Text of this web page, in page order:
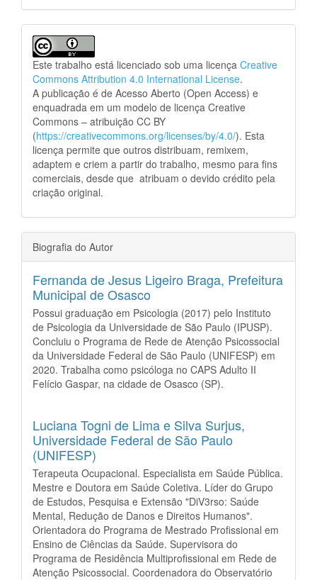
Este trabalho está licenciado sob uma licença Creative
Commons Attribution 4.0 International License.
A publicação é de Acesso Aberto (Open Access) e
enquadrada em um modelo de licença Creative
Commons – atribuição CC BY
(https://creativecommons.org/licenses/by/4.0/). Esta
licença permite que outros distribuam, remixem,
adaptem e criem a partir do trabalho, mesmo para fins
comerciais, desde que atribuam o devido crédito pela
criação original.
Biografia do Autor
Fernanda de Jesus Ligeiro Braga, Prefeitura
Municipal de Osasco
Possui graduação em Psicologia (2017) pelo Instituto
de Psicologia da Universidade de São Paulo (IPUSP).
Concluiu o Programa de Rede de Atenção Psicossocial
da Universidade Federal de São Paulo (UNIFESP) em
2020. Trabalha como psicóloga no CAPS Adulto II
Felício Gaspar, na cidade de Osasco (SP).
Luciana Togni de Lima e Silva Surjus,
Universidade Federal de São Paulo
(UNIFESP)
Terapeuta Ocupacional. Especialista em Saúde Pública.
Mestre e Doutora em Saúde Coletiva. Líder do Grupo
de Estudos, Pesquisa e Extensão "DiV3rso: Saúde
Mental, Redução de Danos e Direitos Humanos".
Orientadora do Programa de Mestrado Profissional em
Ensino de Ciências da Saúde. Supervisora do
Programa de Residência Multiprofissional em Rede de
Atenção Psicossocial. Coordenadora do Observatório